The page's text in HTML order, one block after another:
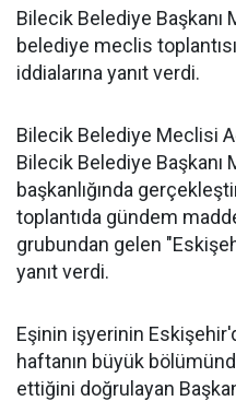
Bilecik Belediye Başkanı
belediye meclis
iddialarına yanıt verdi.
Bilecik Belediye Meclisi
Bilecik Belediye Başkanı
başkanlığında
toplantıda gündem
grubundan gelen
yanıt verdi.
Eşinin işyerinin
haftanın büyük
ettiğini doğrulayan